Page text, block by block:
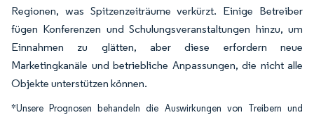
Regionen, was Spitzenzeiträume verkürzt. Einige Betreiber
fügen Konferenzen und Schulungsveranstaltungen hinzu, um
Einnahmen zu glätten, aber diese erfordern neue
Marketingkanäle und betriebliche Anpassungen, die nicht alle
Objekte unterstützen können.
*Unsere Prognosen behandeln die Auswirkungen von Treibern und